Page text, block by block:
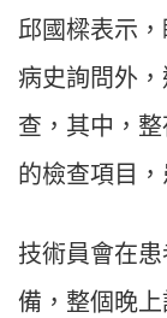
邱國樑表示
病史詢問外
查，其中，
的檢查項目
技術員會在
備，整個晚